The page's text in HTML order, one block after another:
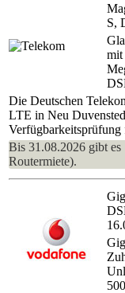
S,
mit
Die Deutschen
LTE in Neu
Bis 31.08.2026 gibt
Routermiete).